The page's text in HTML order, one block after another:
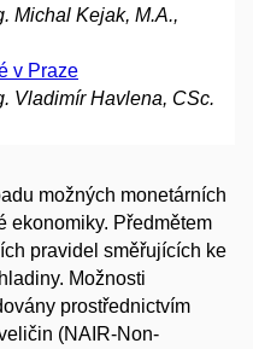
Michal Kejak, M.A.,
v Praze
Vladimír Havlena, CSc.
možných monetárních
ekonomiky. Předmětem
pravidel směřujících ke
Možnosti
prostřednictvím
(NAIR-Non-